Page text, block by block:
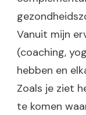
Vanuit mijn
(coaching,
hebben en
Zoals je ziet
te komen